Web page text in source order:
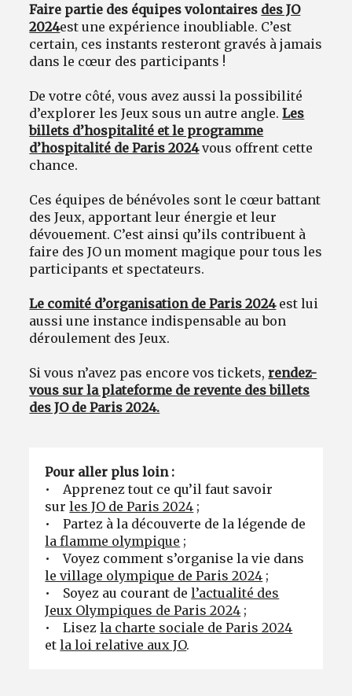
Faire partie des équipes volontaires des JO
2024est une expérience inoubliable. C’est
certain, ces instants resteront gravés à jamais
dans le cœur des participants !
De votre côté, vous avez aussi la possibilité
d’explorer les Jeux sous un autre angle.Les
billets d’hospitalité et le programme
d’hospitalité de Paris 2024vous offrent cette
chance.
Ces équipes de bénévoles sont le cœur battant
des Jeux, apportant leur énergie et leur
dévouement. C’est ainsi qu’ils contribuent à
faire des JO un moment magique pour tous les
participants et spectateurs.
Le comité d’organisation de Paris 2024est lui
aussi une instance indispensable au bon
déroulement des Jeux.
Si vous n’avez pas encore vos tickets,rendez-
vous sur la plateforme de revente des billets
des JO de Paris 2024.
Pour aller plus loin :
• Apprenez tout ce qu’il faut savoir
surles JO de Paris 2024 ;
• Partez à la découverte de la légende de
la flamme olympique ;
• Voyez comment s’organise la vie dans
le village olympique de Paris 2024 ;
• Soyez au courant del’actualité des
Jeux Olympiques de Paris 2024 ;
• Lisezla charte sociale de Paris 2024
etla loi relative aux JO.